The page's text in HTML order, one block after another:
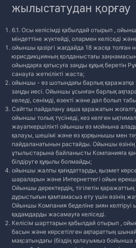
жылыстатудан қорғау
6.1. Осы келісімді қабылдай отырып ,
міндеттіне жүктейді, олармен келіседі
ойыншы қазіргі жағдайда 18 жасқа толған
юрисдикцияның қолданыстағы
ойындарға қатысуға заңды құқық беретін
санауға жеткілікті жаста;
ойыншы - өз шотындағы барлық
заңды иесі. Ойыншы ұсынған барлық
келеді, сенімді, өзекті және дәл болып
Сайтты пайдалану ақша қаражатын
ойыншы толық түсінеді, кез келген
жауапкершілікті ойыншы өз мойнына
қалауы, шешімі және өз қорқынышы мен
пайдаланатынын растайды. Ойыншы
ұтылыстарына байланысты Компанияға
білдіруге құқылы болмайды;
ойыншы жалпы қағидаттарды, қызмет
шараларын және Интернеттегі ойын
Ойыншы деректердің, тігілетін
дұрыстығын қамтамасыз ету үшін өзінің
Ойыншы Компания беделіне зиян келтіруі
қадамдарды жасамауға келіседі.
Келісім шарттарын қабылдай отырып ,
басын және көрсетілген ақпараттың
мақсатындағы (біздің қалауымыз бойынша